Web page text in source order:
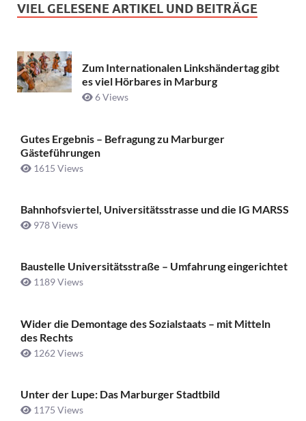
VIEL GELESENE ARTIKEL UND BEITRÄGE
Zum Internationalen Linkshändertag gibt
es viel Hörbares in Marburg
6 Views
Gutes Ergebnis – Befragung zu Marburger
Gästeführungen
1615 Views
Bahnhofsviertel, Universitätsstrasse und die IG MARSS
978 Views
Baustelle Universitätsstraße ­– Umfahrung eingerichtet
1189 Views
Wider die Demontage des Sozialstaats – mit Mitteln
des Rechts
1262 Views
Unter der Lupe: Das Marburger Stadtbild
1175 Views